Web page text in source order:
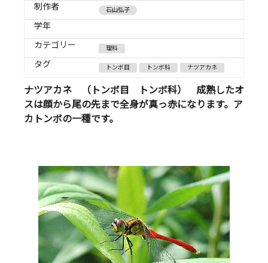
制作者
石山弘子
学年
カテゴリー
理科
タグ トンボ目 トンボ科 ナツアカネ
ナツアカネ （トンボ目 トンボ科） 成熟したオ
スは顔から尾の先まで全身が真っ赤になります。ア
カトンボの一種です。